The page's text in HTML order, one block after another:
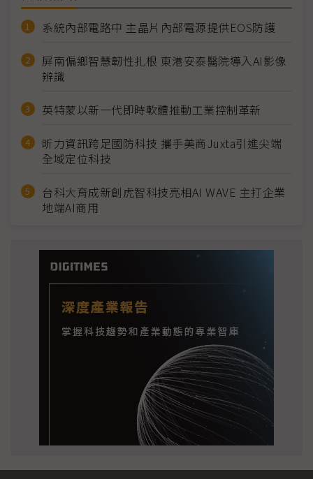
系統內部電路中 主晶片內部電源提供EOS防護
屏南偏鄉智慧韌性扎根 東港安泰醫院導入AI影像
辨識
英特蒙以新一代即時軟體推動工業控制革新
昕力資訊跨足國防科技 攜手美商Juxta引進尖端
全域定位科技
台科大育成新創虎智科技亮相AI WAVE 主打企業
地端AI商用